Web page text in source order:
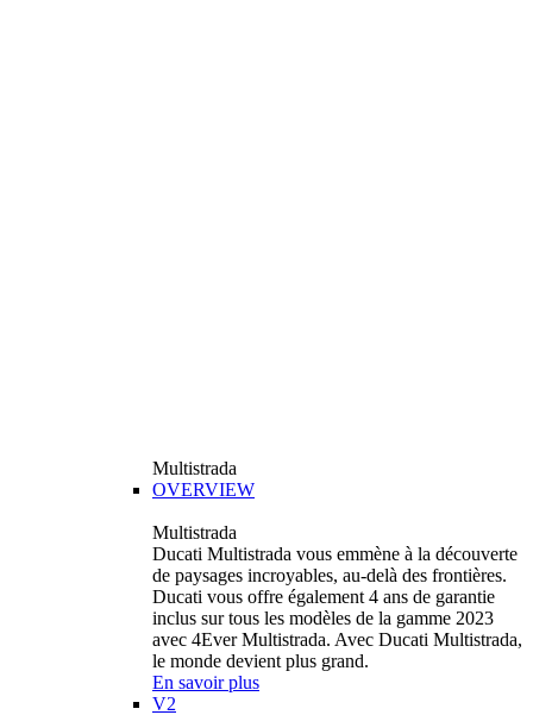
Multistrada
OVERVIEW
Multistrada
Ducati Multistrada vous emmène à la découverte
de paysages incroyables, au-delà des frontières.
Ducati vous offre également 4 ans de garantie
inclus sur tous les modèles de la gamme 2023
avec 4Ever Multistrada. Avec Ducati Multistrada,
le monde devient plus grand.
En savoir plus
V2